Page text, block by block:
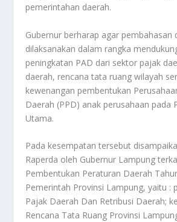
pemerintahan daerah.
Gubernur berharap agar pembahasan
dilaksanakan dalam rangka
peningkatan PAD dari sektor pajak
daerah, rencana tata ruang wilayah
kewenangan pembentukan
Daerah (PPD) anak perusahaan pada
Utama.
Pada kesempatan tersebut
Raperda oleh Gubernur Lampung
Pembentukan Peraturan Daerah
Pemerintah Provinsi Lampung, yaitu :
Pajak Daerah Dan Retribusi Daerah;
Rencana Tata Ruang Provinsi